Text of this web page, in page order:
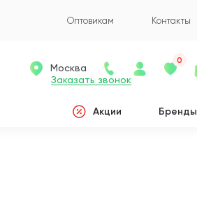
Оптовикам Контакты
Заказать звонок
Москва
0
Акции Бренды